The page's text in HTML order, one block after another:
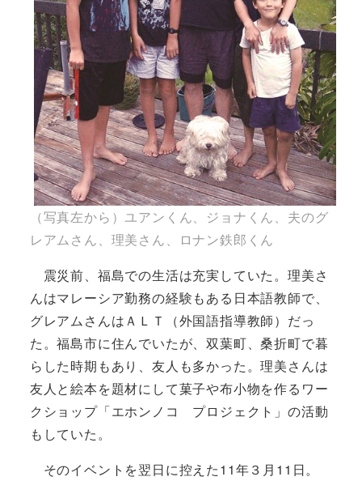
（写真左から）ユアンくん、ジョナくん、夫のグ
レアムさん、理美さん、ロナン鉄郎くん
震災前、福島での生活は充実していた。理美さ
んはマレーシア勤務の経験もある日本語教師で、
グレアムさんはＡＬＴ（外国語指導教師）だっ
た。福島市に住んでいたが、双葉町、桑折町で暮
らした時期もあり、友人も多かった。理美さんは
友人と絵本を題材にして菓子や布小物を作るワー
クショップ「エホンノコ プロジェクト」の活動
もしていた。
そのイベントを翌日に控えた11年３月11日。